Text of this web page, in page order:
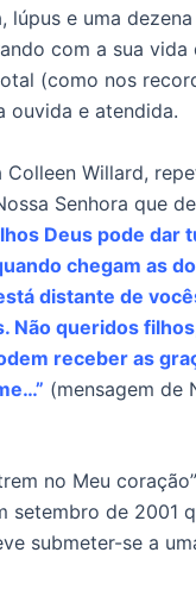
lúpus e uma
com a sua vida
(como nos
ouvida e atendida.
Willard,
Senhora que
Deus pode dar
chegam as
distante de
Não queridos
receber as
(mensagem de
no Meu coração”
setembro de 2001
submeter-se a